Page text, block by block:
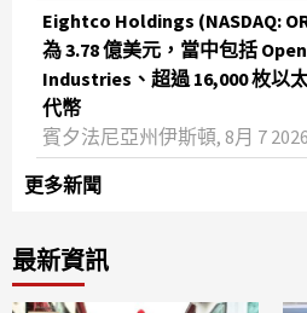
Eightco Holdings (NASDAQ:
為 3.78 億美元，當中包括
Industries、超過 16,000 枚以
代幣
賓夕法尼亞州伊斯頓, 8月 7
更多新聞
最新資訊